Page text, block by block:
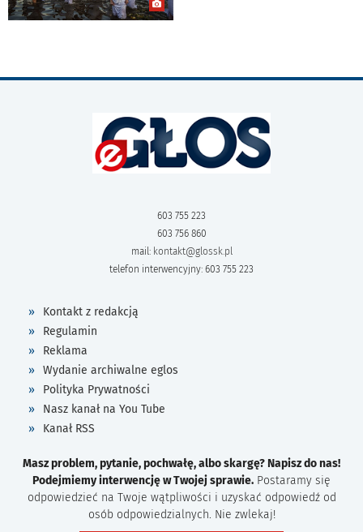
603 755 223
603 756 860
mail: kontakt@glossk.pl
telefon interwencyjny: 603 755 223
Kontakt z redakcją
Regulamin
Reklama
Wydanie archiwalne eglos
Polityka Prywatności
Nasz kanał na You Tube
Kanał RSS
Masz problem, pytanie, pochwałę, albo skargę? Napisz do nas!
Podejmiemy interwencję w Twojej sprawie. Postaramy się
odpowiedzieć na Twoje wątpliwości i uzyskać odpowiedź od
osób odpowiedzialnych. Nie zwlekaj!